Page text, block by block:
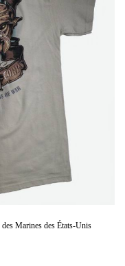
Marines des États-Unis